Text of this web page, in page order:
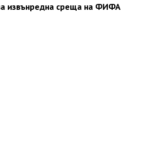
извънредна среща на ФИФА